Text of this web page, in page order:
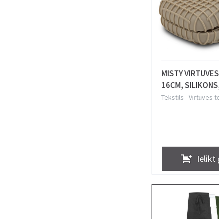
MISTY
16CM,
Tekstils -Virtuves
Ielikt